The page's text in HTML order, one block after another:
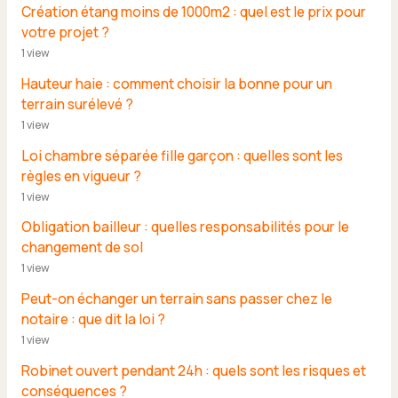
Création étang moins de 1000m2 : quel est le prix pour
votre projet ?
1 view
Hauteur haie : comment choisir la bonne pour un
terrain surélevé ?
1 view
Loi chambre séparée fille garçon : quelles sont les
règles en vigueur ?
1 view
Obligation bailleur : quelles responsabilités pour le
changement de sol
1 view
Peut-on échanger un terrain sans passer chez le
notaire : que dit la loi ?
1 view
Robinet ouvert pendant 24h : quels sont les risques et
conséquences ?